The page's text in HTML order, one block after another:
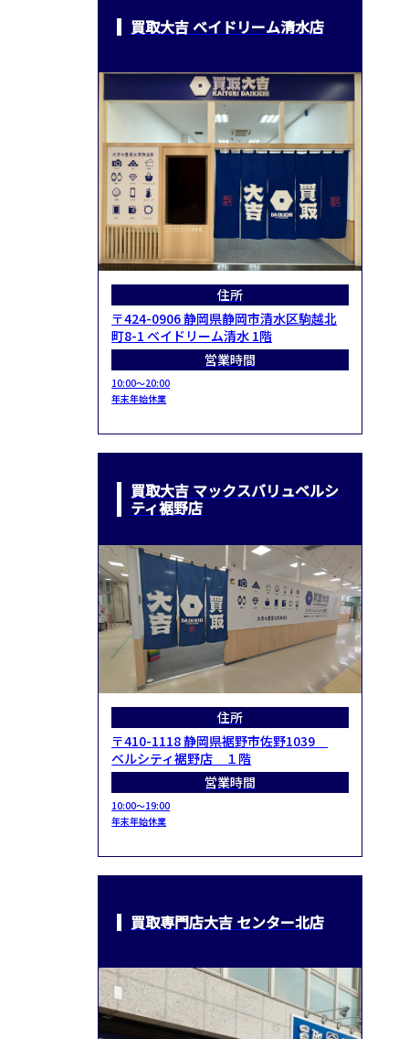
買取大吉 ベイドリーム清水店
住所
〒424-0906 静岡県静岡市清水区駒越北
町8-1 ベイドリーム清水 1階
営業時間
10:00～20:00
年末年始休業
買取大吉 マックスバリュベルシ
ティ裾野店
住所
〒410-1118 静岡県裾野市佐野1039
ベルシティ裾野店 １階
営業時間
10:00～19:00
年末年始休業
買取専門店大吉 センター北店